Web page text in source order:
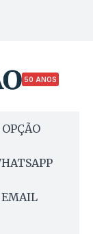
50 ANOS
EMAIL